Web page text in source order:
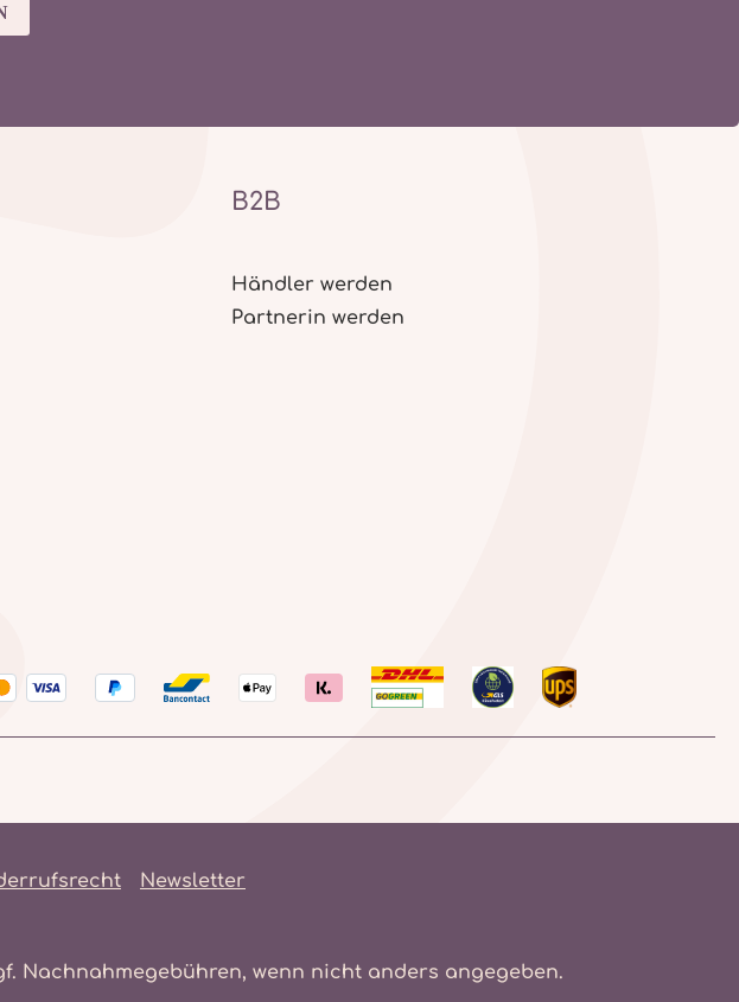
B2B
Händler werden
Partnerin werden
Newsletter
Nachnahmegebühren, wenn nicht anders angegeben.